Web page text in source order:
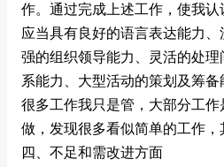
作。通过完成上述工作，使我
应当具有良好的语言表达能力
强的组织领导能力、灵活的处
系能力、大型活动的策划及筹备
很多工作我只是管，大部分工
做，发现很多看似简单的工作，
四、不足和需改进方面